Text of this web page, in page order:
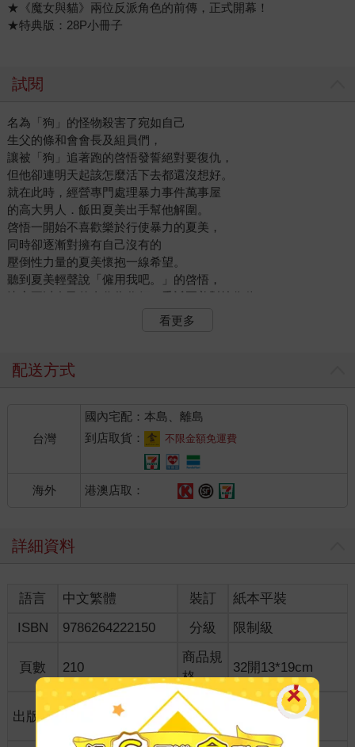
★《魔女與貓》兩位反派角色的前傳，正式開幕！
★特典版：28P小冊子
試閱
名為「狗」的怪物殺害了宛如自己
生父的條和會會長及組員們，
讓被「狗」追著跑的啓悟發誓絕對要復仇，
但他卻連明天起該怎麼活下去都還沒想好。
就在此時，經營專門處理暴力事件萬事屋
的高大男人．飯田夏美出手幫他解圍。
啓悟一開始不喜歡樂於行使暴力的夏美，
同時卻逐漸對擁有自己沒有的
壓倒性力量的夏美懷抱一線希望。
聽到夏美輕聲說「僱用我吧。」的啓悟，
決定要以自己的命作為代價，委託夏美幫忙復仇──…？
看更多
配送方式
台灣
國內宅配：本島、離島
到店取貨：
不限金額免運費
海外 港澳店取：
詳細資料
語言 中文繁體 裝訂
紙本平裝
ISBN
9786264222150 分級 限制級
頁數 210
商品規
格
32開13*19cm
出版地
適讀年
齡
成人適讀